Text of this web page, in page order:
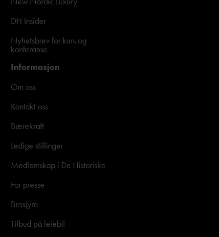
DH Insider
Nyhetsbrev for kurs og
konferanse
Informasjon
Om oss
Kontakt oss
Bærekraft
Ledige stillinger
Medlemskap i De Historiske
For presse
Brosjyre
Tilbud på leiebil